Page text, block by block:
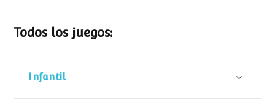
Todos los juegos:
Infantil